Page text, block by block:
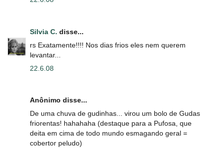
Silvia C. disse...
rs Exatamente!!!! Nos dias frios eles nem querem
levantar...
22.6.08
Anônimo disse...
De uma chuva de gudinhas... virou um bolo de Gudas
friorentas! hahahaha (destaque para a Pufosa, que
deita em cima de todo mundo esmagando geral =
cobertor peludo)